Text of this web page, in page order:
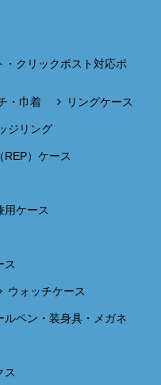
・クリックポスト対応ボ
・巾着 リングケース
ジリング
REP）ケース
用ケース
ス
ウォッチケース
ペン・装身具・メガネ
ス